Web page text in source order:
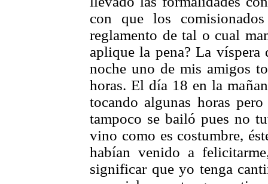
con que los
reglamento de tal o cual
aplique la pena? La
noche uno de mis amigos
horas. El día 18 en la
tocando algunas horas
tampoco se bailó pues no
vino como es costumbre,
habían venido a
significar que yo tenga